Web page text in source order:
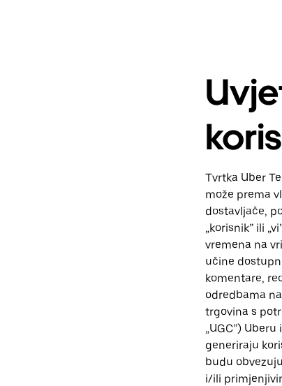
Tvrtka Uber
može prema
dostavljače,
„korisnik” ili
vremena na
učine
komentare,
odredbama
trgovina s
„UGC”)
generiraju
budu
i/ili